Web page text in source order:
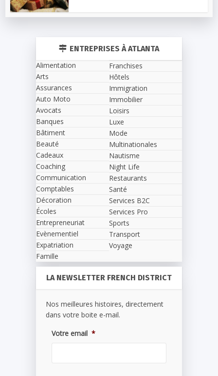
ENTREPRISES À ATLANTA
Alimentation
Arts
Assurances
Auto Moto
Avocats
Banques
Bâtiment
Beauté
Cadeaux
Coaching
Communication
Comptables
Décoration
Écoles
Entrepreneuriat
Evènementiel
Expatriation
Famille
Franchises
Hôtels
Immigration
Immobilier
Loisirs
Luxe
Mode
Multinationales
Nautisme
Night Life
Restaurants
Santé
Services B2C
Services Pro
Sports
Transport
Voyage
LA NEWSLETTER FRENCH DISTRICT
Nos meilleures histoires, directement
dans votre boite e-mail.
Votre email *